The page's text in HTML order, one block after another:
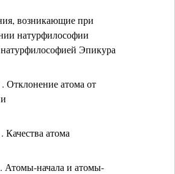
возникающие при
натурфилософии
Эпикура
. Отклонение атома от
Качества атома
. Атомы-начала и атомы-